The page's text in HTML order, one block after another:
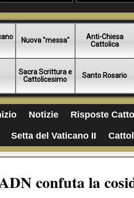
Nuova "messa"
Anti-Chiesa
Cattolica
Sacra Scrittura e
Cattolicesimo
Santo Rosario
Notizie Risposte
Setta del Vaticano II
confuta la